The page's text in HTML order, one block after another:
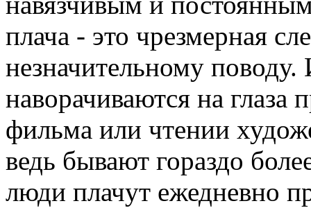
плача - это чрезмерная
незначительному
наворачиваются на глаза
фильма или чтении
ведь бывают гораздо
люди плачут ежедневно